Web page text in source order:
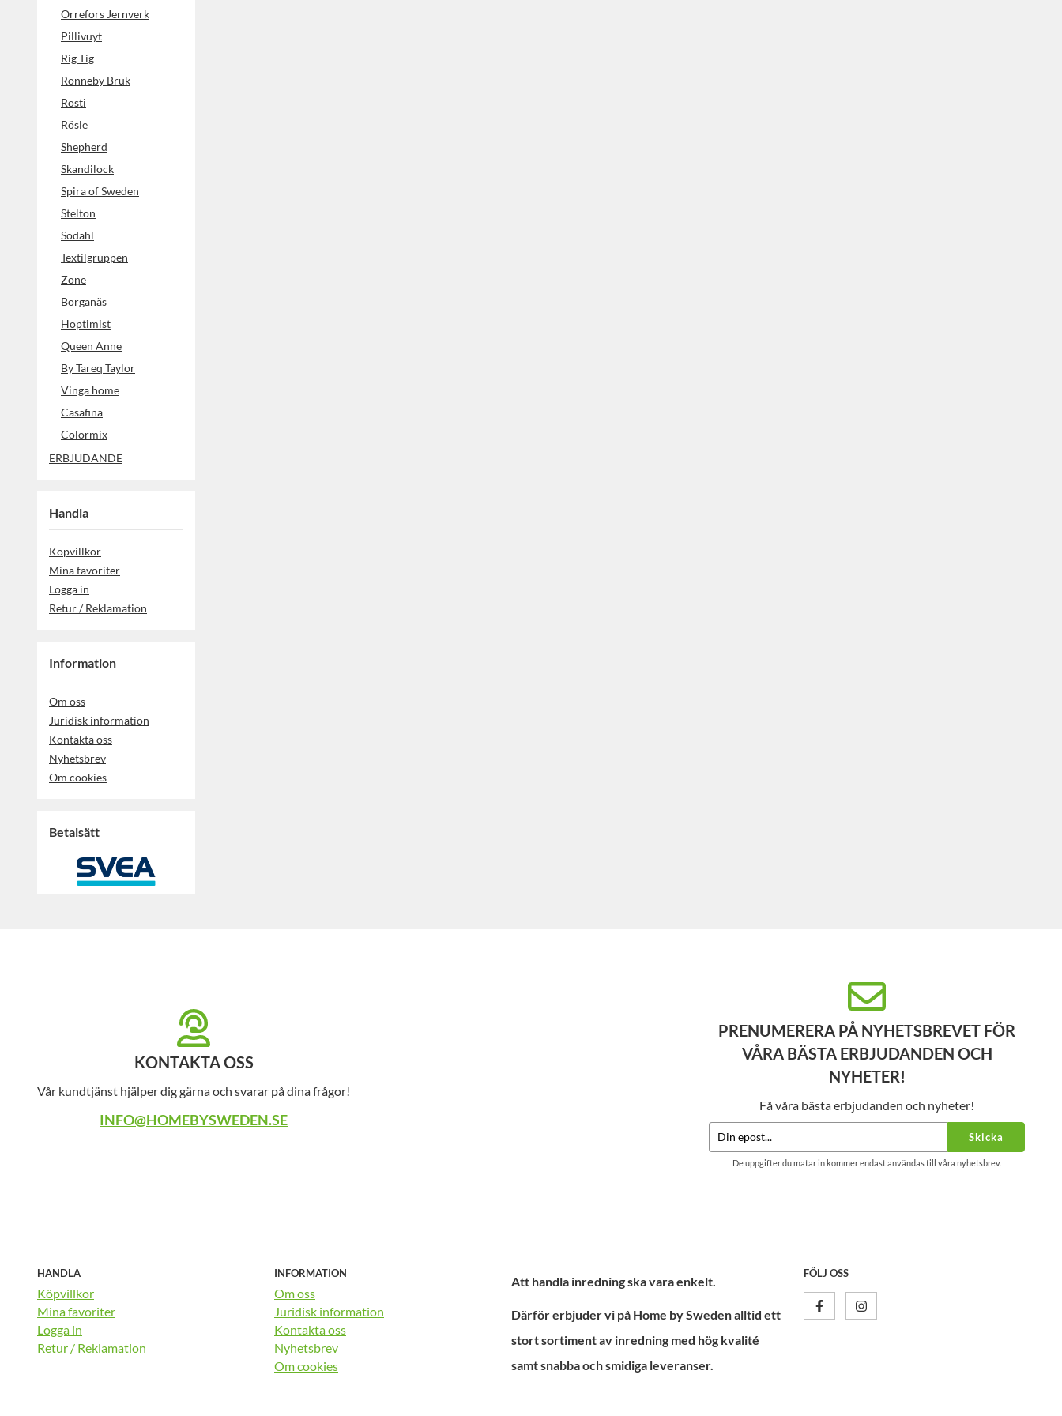
Orrefors Jernverk
Pillivuyt
Rig Tig
Ronneby Bruk
Rosti
Rösle
Shepherd
Skandilock
Spira of Sweden
Stelton
Södahl
Textilgruppen
Zone
Borganäs
Hoptimist
Queen Anne
By Tareq Taylor
Vinga home
Casafina
Colormix
ERBJUDANDE
Handla
Köpvillkor
Mina favoriter
Logga in
Retur / Reklamation
Information
Om oss
Juridisk information
Kontakta oss
Nyhetsbrev
Om cookies
Betalsätt
KONTAKTA OSS
Vår kundtjänst hjälper dig gärna och svarar på dina frågor!
INFO@HOMEBYSWEDEN.SE
PRENUMERERA PÅ NYHETSBREVET FÖR
VÅRA BÄSTA ERBJUDANDEN OCH
NYHETER!
Få våra bästa erbjudanden och nyheter!
Skicka
De uppgifter du matar in kommer endast användas till våra nyhetsbrev.
HANDLA
Köpvillkor
Mina favoriter
Logga in
Retur / Reklamation
INFORMATION
Om oss
Juridisk information
Kontakta oss
Nyhetsbrev
Om cookies
Att handla inredning ska vara enkelt.
Därför erbjuder vi på Home by Sweden alltid ett
stort sortiment av inredning med hög kvalité
samt snabba och smidiga leveranser.
FÖLJ OSS